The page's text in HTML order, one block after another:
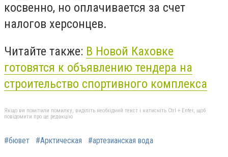
косвенно, но оплачивается за счет
налогов херсонцев.
Читайте также: В Новой Каховке
готовятся к объявлению тендера на
строительство спортивного комплекса
Якщо ви помітили помилку, виділіть необхідний текст і натисніть Ctrl + Enter, щоб
повідомити про це редакцію
#бювет #Арктическая #артезианская вода